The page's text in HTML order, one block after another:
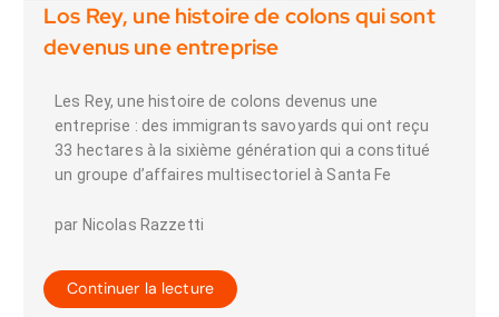
Los Rey, une histoire de colons qui sont
devenus une entreprise
Les Rey, une histoire de colons devenus une
entreprise : des immigrants savoyards qui ont reçu
33 hectares à la sixième génération qui a constitué
un groupe d’affaires multisectoriel à Santa Fe
par Nicolas Razzetti
Continuer la lecture